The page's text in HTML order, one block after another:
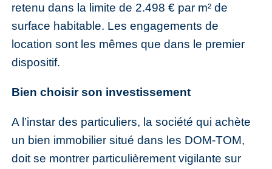
retenu dans la limite de 2.498 € par m² de
surface habitable. Les engagements de
location sont les mêmes que dans le premier
dispositif.
Bien choisir son investissement
A l’instar des particuliers, la société qui achète
un bien immobilier situé dans les DOM-TOM,
doit se montrer particulièrement vigilante sur